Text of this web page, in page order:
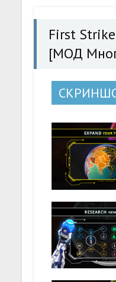
First
[МОД